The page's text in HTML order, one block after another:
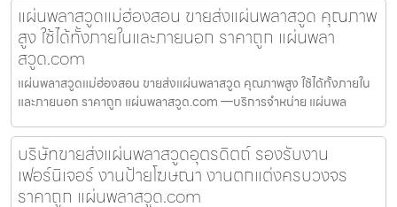
แผ่นพลาสวูดแม่ฮ่องสอน ขายส่งแผ่นพลาสวูด คุณภาพ
สูง ใช้ได้ทั้งภายในและภายนอก ราคาถูก แผ่นพลา
สวูด.com
แผ่นพลาสวูดแม่ฮ่องสอน ขายส่งแผ่นพลาสวูด คุณภาพสูง ใช้ได้ทั้งภายใน
และภายนอก ราคาถูก แผ่นพลาสวูด.com —บริการจำหน่าย แผ่นพล
บริษัทขายส่งแผ่นพลาสวูดอุตรดิตถ์ รองรับงาน
เฟอร์นิเจอร์ งานป้ายโฆษณา งานตกแต่งครบวงจร
ราคาถูก แผ่นพลาสวูด.com